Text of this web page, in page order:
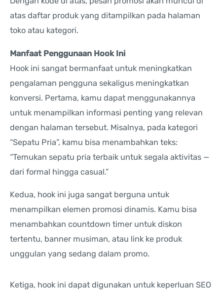
atas daftar produk yang ditampilkan pada halaman
toko atau kategori.
Manfaat Penggunaan Hook Ini
Hook ini sangat bermanfaat untuk meningkatkan
pengalaman pengguna sekaligus meningkatkan
konversi. Pertama, kamu dapat menggunakannya
untuk menampilkan informasi penting yang relevan
dengan halaman tersebut. Misalnya, pada kategori
“Sepatu Pria”, kamu bisa menambahkan teks:
“Temukan sepatu pria terbaik untuk segala aktivitas —
dari formal hingga casual.”
Kedua, hook ini juga sangat berguna untuk
menampilkan elemen promosi dinamis. Kamu bisa
menambahkan countdown timer untuk diskon
tertentu, banner musiman, atau link ke produk
unggulan yang sedang dalam promo.
Ketiga, hook ini dapat digunakan untuk keperluan SEO